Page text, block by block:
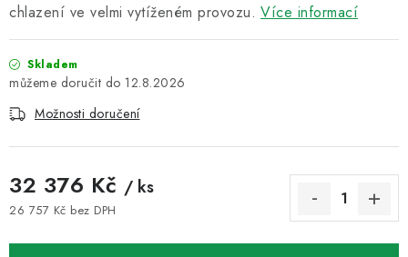
chlazení ve velmi vytíženém provozu. Více informací
Skladem
12.8.2026
Možnosti doručení
32 376 Kč / ks
26 757 Kč bez DPH